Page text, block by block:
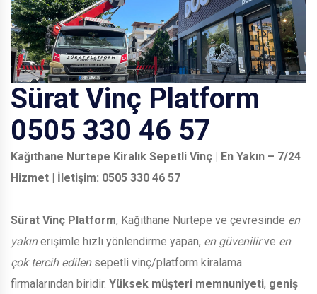
Sürat Vinç Platform
0505 330 46 57
Kağıthane Nurtepe Kiralık Sepetli Vinç | En Yakın – 7/24
Hizmet | İletişim: 0505 330 46 57
Sürat Vinç Platform, Kağıthane Nurtepe ve çevresinde en
yakınerişimle hızlı yönlendirme yapan, en güvenilirve en
çok tercih edilensepetli vinç/platform kiralama
firmalarından biridir. Yüksek müşteri memnuniyeti, geniş